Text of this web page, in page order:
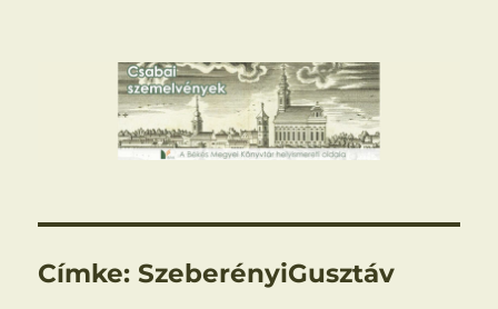
Csabai szemelvények
Címke:SzeberényiGusztáv